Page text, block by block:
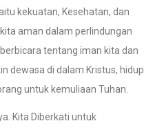
kekuatan, Kesehatan, dan
aman dalam perlindungan
tentang iman kita dan
dewasa di dalam Kristus, hidup
untuk kemuliaan Tuhan.
Kita Diberkati untuk